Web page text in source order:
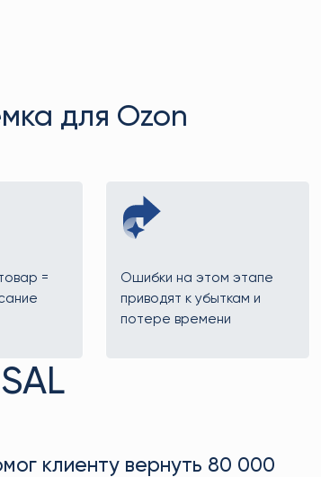
для Ozon
=
Ошибки на этом этапе
приводят к убыткам и
потере времени
клиенту вернуть 80 000